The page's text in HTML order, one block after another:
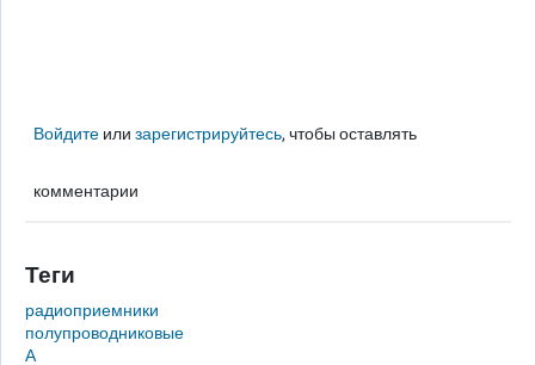
Войдите илизарегистрируйтесь, чтобы оставлять
комментарии
Теги
радиоприемники
полупроводниковые
А